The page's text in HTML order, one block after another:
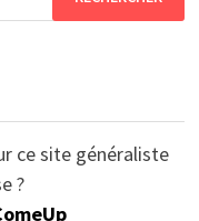
ce site généraliste
?